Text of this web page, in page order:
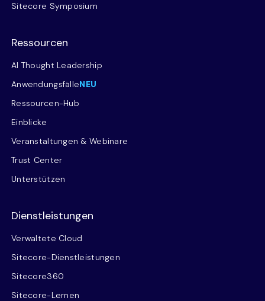
Sitecore Symposium
Ressourcen
AI Thought Leadership
AnwendungsfälleNEU
Ressourcen-Hub
Einblicke
Veranstaltungen & Webinare
Trust Center
Unterstützen
Dienstleistungen
Verwaltete Cloud
Sitecore-Dienstleistungen
Sitecore360
Sitecore-Lernen